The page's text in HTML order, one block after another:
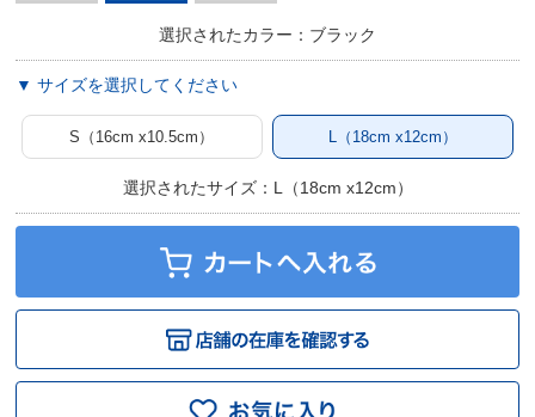
選択されたカラー：ブラック
▼ サイズを選択してください
S（16cm x10.5cm） L（18cm x12cm）
選択されたサイズ：L（18cm x12cm）